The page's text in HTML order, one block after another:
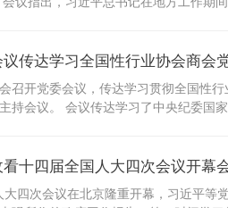
党为公、为民造福”的理念宗旨，坚
过程，以正确政绩观引领战略落地，
传达学习全国性行业协会商会
召开党委会议，传达学习贯彻全国性
持会议。 会议传达学习了中央纪委国
以案为鉴、反躬自省，把发生在身边
放零容忍的强烈信号。
十四届全国人大四次会议开幕
四次会议在北京隆重开幕，习近平